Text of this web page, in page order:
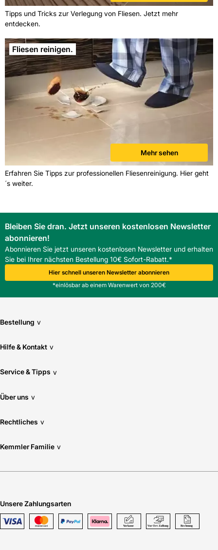
Tipps und Tricks zur Verlegung von Fliesen. Jetzt mehr
entdecken.
Fliesen reinigen.
Mehr sehen
Erfahren Sie Tipps zur professionellen Fliesenreinigung. Hier geht
´s weiter.
Bleiben Sie dran. Jetzt unseren kostenlosen Newsletter
abonnieren!
Abonnieren Sie jetzt unseren kostenlosen Newsletter und erhalten
Sie bei Ihrer nächsten Bestellung 10€ Sofort-Rabatt.*
Hier schnell unseren Newsletter abonnieren
*einlösbar ab einem Warenwert von 200€
Bestellung v
Hilfe & Kontakt v
Service & Tipps v
Über uns v
Rechtliches v
Kemmler Familie v
Unsere Zahlungsarten